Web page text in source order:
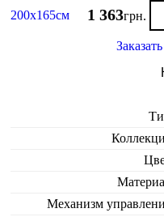
200х165см 1 363грн.
Механизм